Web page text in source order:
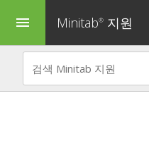
menu Minitab® 지원